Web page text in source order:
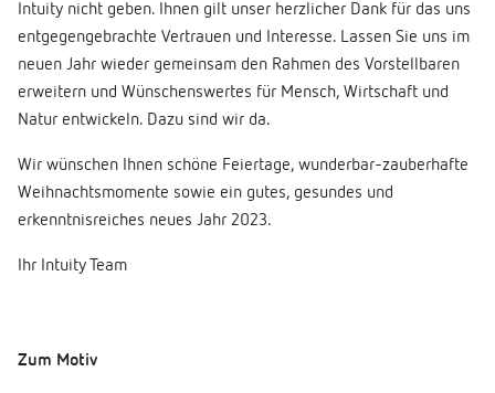
Intuity nicht geben. Ihnen gilt unser herzlicher Dank für das uns
entgegengebrachte Vertrauen und Interesse. Lassen Sie uns im
neuen Jahr wieder gemeinsam den Rahmen des Vorstellbaren
erweitern und Wünschenswertes für Mensch, Wirtschaft und
Natur entwickeln. Dazu sind wir da.
Wir wünschen Ihnen schöne Feiertage, wunderbar-zauberhafte
Weihnachtsmomente sowie ein gutes, gesundes und
erkenntnisreiches neues Jahr 2023.
Ihr Intuity Team
Zum Motiv